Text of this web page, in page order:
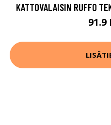
KATTOVALAISIN RUFFO
91.9